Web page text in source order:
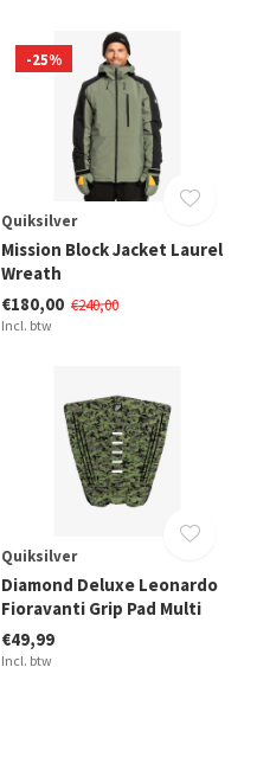
-25%
Quiksilver
Mission Block Jacket Laurel
Wreath
€180,00 €240,00
Incl. btw
Quiksilver
Diamond Deluxe Leonardo
Fioravanti Grip Pad Multi
€49,99
Incl. btw